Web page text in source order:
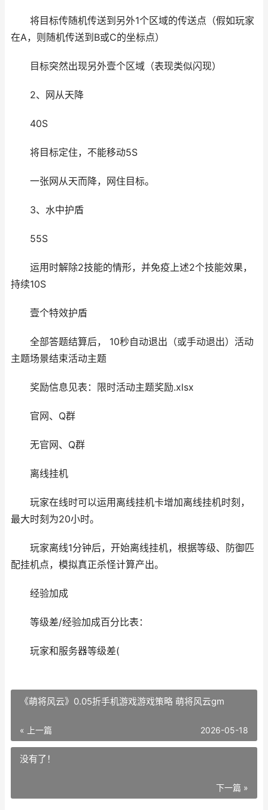
将目标传随机传送到另外1个区域的传送点（假如玩家
在A，则随机传送到B或C的坐标点）
目标突然出现另外壹个区域（表现类似闪现）
2、网从天降
40S
将目标定住，不能移动5S
一张网从天而降，网住目标。
3、水中护盾
55S
运用时解除2技能的情形，并免疫上述2个技能效果，
持续10S
壹个特效护盾
全部答题结算后， 10秒自动退出（或手动退出）活动
主题场景结束活动主题
奖励信息见表：限时活动主题奖励.xlsx
官网、Q群
无官网、Q群
离线挂机
玩家在线时可以运用离线挂机卡增加离线挂机时刻，
最大时刻为20小时。
玩家离线1分钟后，开始离线挂机，根据等级、防御匹
配挂机点，模拟真正杀怪计算产出。
经验加成
等级差/经验加成百分比表：
玩家和服务器等级差(
《萌将风云》0.05折手机游戏游戏策略 萌将风云gm
« 上一篇 2026-05-18
没有了！
下一篇 »